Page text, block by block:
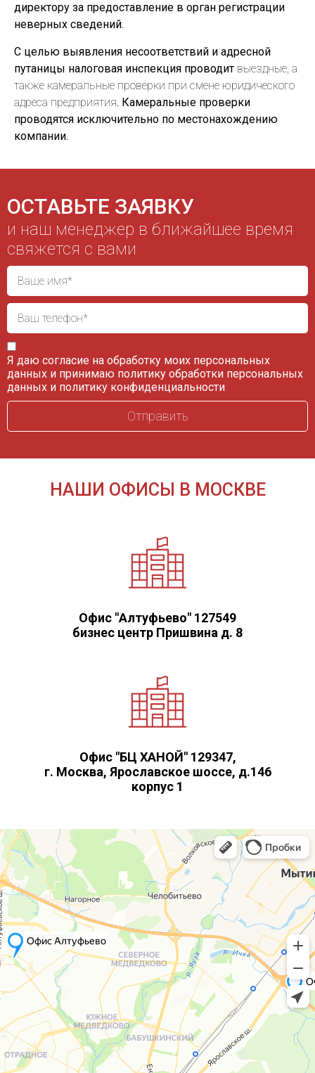
директору за предоставление в орган регистрации
неверных сведений.
С целью выявления несоответствий и адресной
путаницы налоговая инспекция проводит выездные, а
также камеральные проверки при смене юридического
адреса предприятия. Камеральные проверки
проводятся исключительно по местонахождению
компании.
ОСТАВЬТЕ ЗАЯВКУ
и наш менеджер в ближайшее время
свяжется с вами
Я даю согласие на обработку моих персональных
данных и принимаю политику обработки персональных
данных и политику конфиденциальности
НАШИ ОФИСЫ В МОСКВЕ
Офис "Алтуфьево" 127549
бизнес центр Пришвина д. 8
Офис "БЦ ХАНОЙ" 129347,
г. Москва, Ярославское шоссе, д.146
корпус 1